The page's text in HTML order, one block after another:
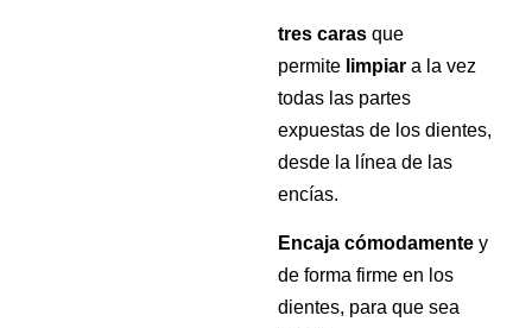
tres carasque
permite limpiara la vez
todas las partes
expuestas de los dientes,
desde la línea de las
encías.
Encaja cómodamentey
de forma firme en los
dientes, para que sea